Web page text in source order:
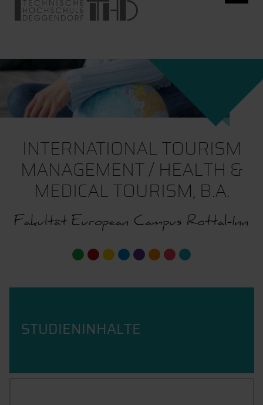
INTERNATIONAL TOURISM
MANAGEMENT / HEALTH &
MEDICAL TOURISM, B.A.
Fakultät European Campus Rottal-Inn
STUDIENINHALTE